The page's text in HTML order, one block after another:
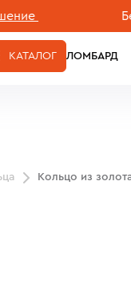
ЛОМБАРД
КАТАЛОГ
Кольцо из